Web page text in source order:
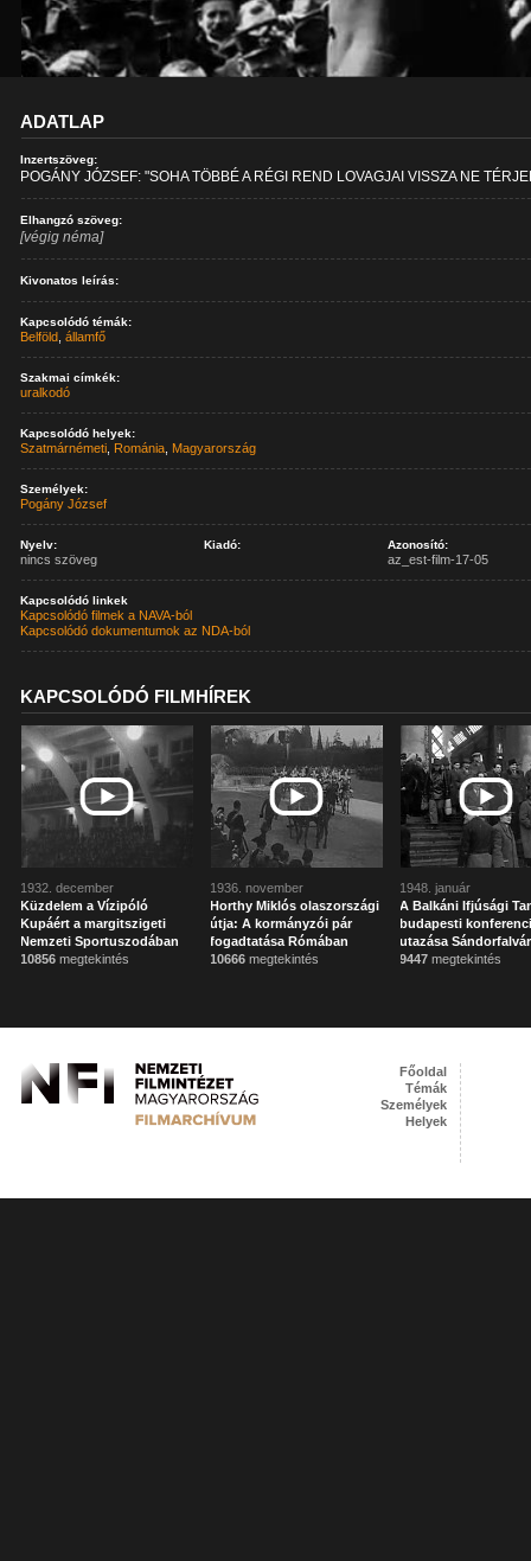
ADATLAP
Inzertszöveg:
POGÁNY JÓZSEF: "SOHA TÖBBÉ A RÉGI REND LOVAGJAI VISSZA NE
Elhangzó szöveg:
[végig néma]
Kivonatos leírás:
Kapcsolódó témák:
Belföld ,államfő
Szakmai címkék:
uralkodó
Kapcsolódó helyek:
Szatmárnémeti Románia Magyarország
Személyek:
Pogány József
Nyelv:
nincs szöveg
Kiadó: Azonosító:
az_est-film-17-05
Kapcsolódó linkek
Kapcsolódó filmek a NAVA-ból
Kapcsolódó dokumentumok az NDA-ból
KAPCSOLÓDÓ FILMHÍREK
1932. december
Küzdelem a Vízipóló
Kupáért a margitszigeti
Nemzeti Sportuszodában
10856 megtekintés
1936. november
Horthy Miklós olaszországi
útja: A kormányzói pár
fogadtatása Rómában
10666 megtekintés
1948. január
A Balkáni Ifjúsági
budapesti
utazása
9447 megtekintés
Főoldal
Témák
Személyek
Helyek